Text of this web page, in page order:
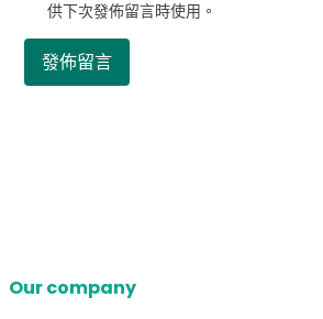
供下次發佈留言時使用。
Our company